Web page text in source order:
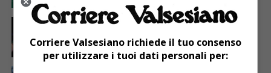
ATTUALITÀ 5 giorni fa
Corriere Valsesiano richiede il tuo consenso
per utilizzare i tuoi dati personali per: